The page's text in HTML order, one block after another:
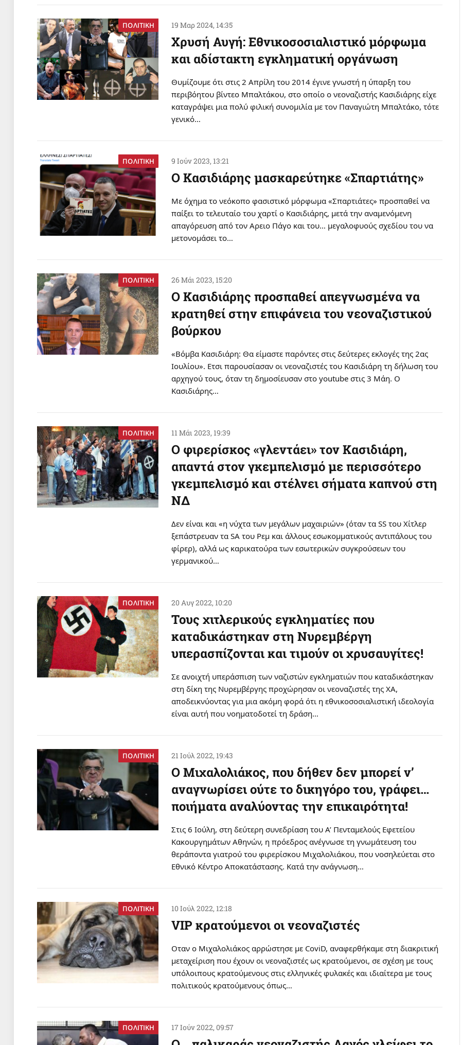
ΠΟΛΙΤΙΚΗ 19 Μαρ 2024, 14:35
Χρυσή Αυγή: Εθνικοσοσιαλιστικό μόρφωμα
και αδίστακτη εγκληματική οργάνωση
Θυμίζουμε ότι στις 2 Απρίλη του 2014 έγινε γνωστή η ύπαρξη του
περιβόητου βίντεο Μπαλτάκου, στο οποίο ο νεοναζιστής Κασιδιάρης είχε
καταγράψει μια πολύ φιλική συνομιλία με τον Παναγιώτη Μπαλτάκο, τότε
γενικό…
ΠΟΛΙΤΙΚΗ 9 Ιούν 2023, 13:21
Ο Κασιδιάρης μασκαρεύτηκε «Σπαρτιάτης»
Με όχημα το νεόκοπο φασιστικό μόρφωμα «Σπαρτιάτες» προσπαθεί να
παίξει το τελευταίο του χαρτί ο Κασιδιάρης, μετά την αναμενόμενη
απαγόρευση από τον Αρειο Πάγο και του… μεγαλοφυούς σχεδίου του να
μετονομάσει το…
ΠΟΛΙΤΙΚΗ 26 Μάι 2023, 15:20
Ο Κασιδιάρης προσπαθεί απεγνωσμένα να
κρατηθεί στην επιφάνεια του νεοναζιστικού
βούρκου
«Βόμβα Κασιδιάρη: Θα είμαστε παρόντες στις δεύτερες εκλογές της 2ας
Ιουλίου». Ετσι παρουσίασαν οι νεοναζιστές του Κασιδιάρη τη δήλωση του
αρχηγού τους, όταν τη δημοσίευσαν στο youtube στις 3 Μάη. Ο
Κασιδιάρης…
ΠΟΛΙΤΙΚΗ 11 Μάι 2023, 19:39
Ο φιρερίσκος «γλεντάει» τον Κασιδιάρη,
απαντά στον γκεμπελισμό με περισσότερο
γκεμπελισμό και στέλνει σήματα καπνού στη
ΝΔ
Δεν είναι και «η νύχτα των μεγάλων μαχαιριών» (όταν τα SS του Χίτλερ
ξεπάστρευαν τα SA του Ρεμ και άλλους εσωκομματικούς αντιπάλους του
φίρερ), αλλά ως καρικατούρα των εσωτερικών συγκρούσεων του
γερμανικού…
ΠΟΛΙΤΙΚΗ 20 Αυγ 2022, 10:20
Τους χιτλερικούς εγκληματίες που
καταδικάστηκαν στη Νυρεμβέργη
υπερασπίζονται και τιμούν οι χρυσαυγίτες!
Σε ανοιχτή υπεράσπιση των ναζιστών εγκληματιών που καταδικάστηκαν
στη δίκη της Νυρεμβέργης προχώρησαν οι νεοναζιστές της ΧΑ,
αποδεικνύοντας για μια ακόμη φορά ότι η εθνικοσοσιαλιστική ιδεολογία
είναι αυτή που νοηματοδοτεί τη δράση…
ΠΟΛΙΤΙΚΗ 21 Ιούλ 2022, 19:43
Ο Μιχαλολιάκος, που δήθεν δεν μπορεί ν’
αναγνωρίσει ούτε το δικηγόρο του, γράφει…
ποιήματα αναλύοντας την επικαιρότητα!
Στις 6 Ιούλη, στη δεύτερη συνεδρίαση του Α’ Πενταμελούς Εφετείου
Κακουργημάτων Αθηνών, η πρόεδρος ανέγνωσε τη γνωμάτευση του
θεράποντα γιατρού του φιρερίσκου Μιχαλολιάκου, που νοσηλεύεται στο
Εθνικό Κέντρο Αποκατάστασης. Κατά την ανάγνωση…
ΠΟΛΙΤΙΚΗ 10 Ιούλ 2022, 12:18
VIP κρατούμενοι οι νεοναζιστές
Οταν ο Μιχαλολιάκος αρρώστησε με CoviD, αναφερθήκαμε στη διακριτική
μεταχείριση που έχουν οι νεοναζιστές ως κρατούμενοι, σε σχέση με τους
υπόλοιπους κρατούμενους στις ελληνικές φυλακές και ιδιαίτερα με τους
πολιτικούς κρατούμενους όπως…
ΠΟΛΙΤΙΚΗ 17 Ιούν 2022, 09:57